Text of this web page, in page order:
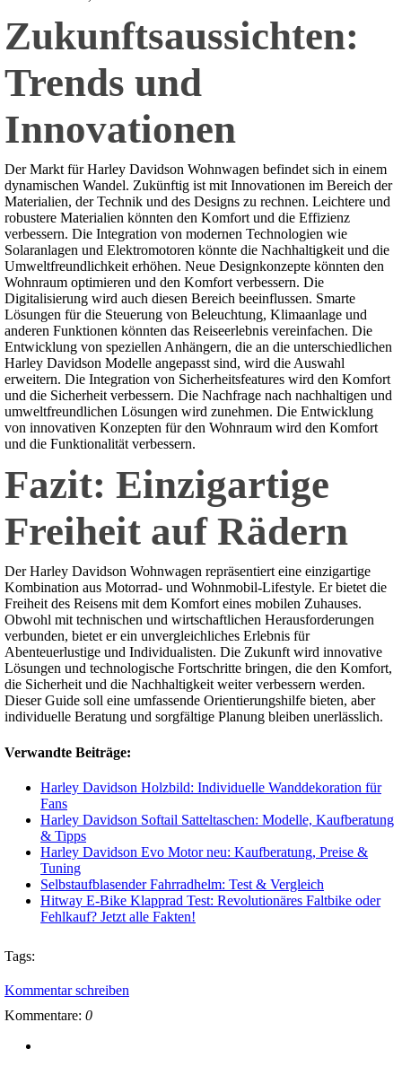
Zukunftsaussichten:
Trends und
Innovationen
Der Markt für Harley Davidson Wohnwagen befindet sich in einem
dynamischen Wandel. Zukünftig ist mit Innovationen im Bereich der
Materialien, der Technik und des Designs zu rechnen. Leichtere und
robustere Materialien könnten den Komfort und die Effizienz
verbessern. Die Integration von modernen Technologien wie
Solaranlagen und Elektromotoren könnte die Nachhaltigkeit und die
Umweltfreundlichkeit erhöhen. Neue Designkonzepte könnten den
Wohnraum optimieren und den Komfort verbessern. Die
Digitalisierung wird auch diesen Bereich beeinflussen. Smarte
Lösungen für die Steuerung von Beleuchtung, Klimaanlage und
anderen Funktionen könnten das Reiseerlebnis vereinfachen. Die
Entwicklung von speziellen Anhängern, die an die unterschiedlichen
Harley Davidson Modelle angepasst sind, wird die Auswahl
erweitern. Die Integration von Sicherheitsfeatures wird den Komfort
und die Sicherheit verbessern. Die Nachfrage nach nachhaltigen und
umweltfreundlichen Lösungen wird zunehmen. Die Entwicklung
von innovativen Konzepten für den Wohnraum wird den Komfort
und die Funktionalität verbessern.
Fazit: Einzigartige
Freiheit auf Rädern
Der Harley Davidson Wohnwagen repräsentiert eine einzigartige
Kombination aus Motorrad- und Wohnmobil-Lifestyle. Er bietet die
Freiheit des Reisens mit dem Komfort eines mobilen Zuhauses.
Obwohl mit technischen und wirtschaftlichen Herausforderungen
verbunden, bietet er ein unvergleichliches Erlebnis für
Abenteuerlustige und Individualisten. Die Zukunft wird innovative
Lösungen und technologische Fortschritte bringen, die den Komfort,
die Sicherheit und die Nachhaltigkeit weiter verbessern werden.
Dieser Guide soll eine umfassende Orientierungshilfe bieten, aber
individuelle Beratung und sorgfältige Planung bleiben unerlässlich.
Verwandte Beiträge:
Harley Davidson Holzbild: Individuelle Wanddekoration für
Fans
Harley Davidson Softail Satteltaschen: Modelle, Kaufberatung
& Tipps
Harley Davidson Evo Motor neu: Kaufberatung, Preise &
Tuning
Selbstaufblasender Fahrradhelm: Test & Vergleich
Hitway E-Bike Klapprad Test: Revolutionäres Faltbike oder
Fehlkauf? Jetzt alle Fakten!
Tags:
Kommentar schreiben
Kommentare: 0